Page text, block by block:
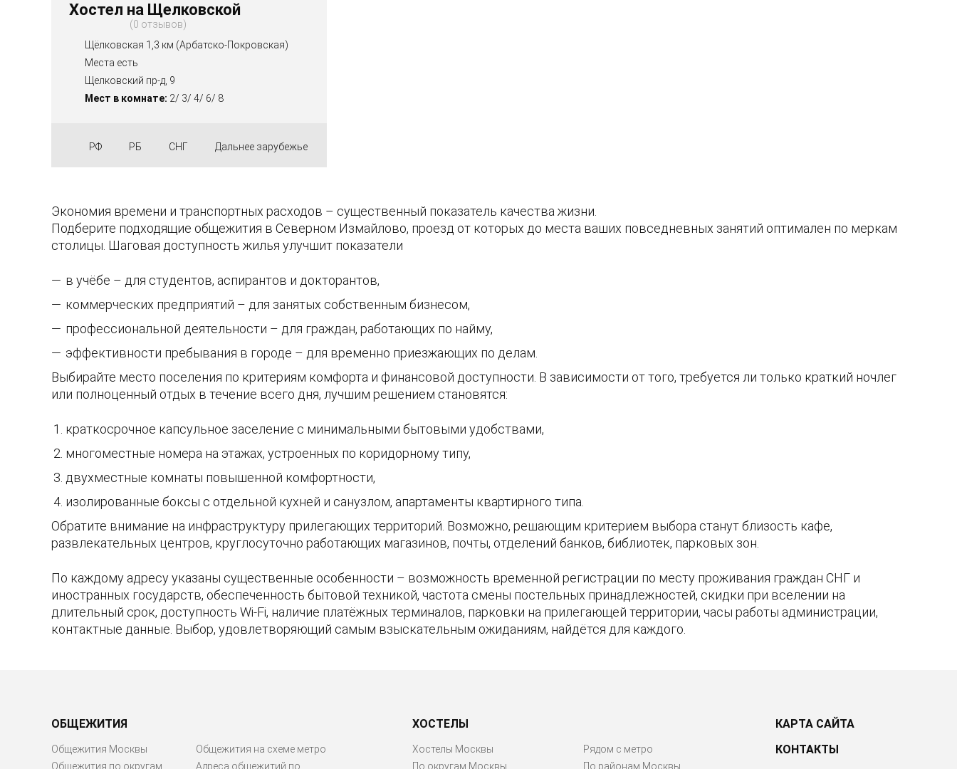
Хостел на Щелковской
0 отзывов
Щёлковская 1,3 км (Арбатско-Покровская)
Места есть
Щелковский пр-д, 9
Мест в комнате: 2/ 3/ 4/ 6/ 8
РФ РБ СНГ Дальнее зарубежье
Экономия времени и транспортных расходов – существенный показатель качества жизни.
Подберите подходящие общежития в Северном Измайлово, проезд от которых до места ваших повседневных занятий оптимален по меркам
столицы. Шаговая доступность жилья улучшит показатели
в учёбе – для студентов, аспирантов и докторантов,
коммерческих предприятий – для занятых собственным бизнесом,
профессиональной деятельности – для граждан, работающих по найму,
эффективности пребывания в городе – для временно приезжающих по делам.
Выбирайте место поселения по критериям комфорта и финансовой доступности. В зависимости от того, требуется ли только краткий ночлег
или полноценный отдых в течение всего дня, лучшим решением становятся:
краткосрочное капсульное заселение с минимальными бытовыми удобствами,
многоместные номера на этажах, устроенных по коридорному типу,
двухместные комнаты повышенной комфортности,
изолированные боксы с отдельной кухней и санузлом, апартаменты квартирного типа.
Обратите внимание на инфраструктуру прилегающих территорий. Возможно, решающим критерием выбора станут близость кафе,
развлекательных центров, круглосуточно работающих магазинов, почты, отделений банков, библиотек, парковых зон.
По каждому адресу указаны существенные особенности – возможность временной регистрации по месту проживания граждан СНГ и
иностранных государств, обеспеченность бытовой техникой, частота смены постельных принадлежностей, скидки при вселении на
длительный срок, доступность Wi-Fi, наличие платёжных терминалов, парковки на прилегающей территории, часы работы администрации,
контактные данные. Выбор, удовлетворяющий самым взыскательным ожиданиям, найдётся для каждого.
ОБЩЕЖИТИЯ
Общежития Москвы
Общежития на схеме метро
Общежития по округам
Адреса общежитий по
ХОСТЕЛЫ
Хостелы Москвы
По округам Москвы
Рядом с метро
По районам Москвы
КАРТА САЙТА
КОНТАКТЫ